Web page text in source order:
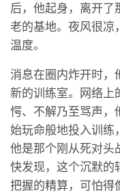
后，他起身，离开了
老的基地。夜风很凉
温度。
消息在圈内炸开时，
新的训练室。网络上
愕、不解乃至骂声，
始玩命般地投入训练
他是那个刚从死对头
快发现，这个沉默的
把握的精算，可怕得